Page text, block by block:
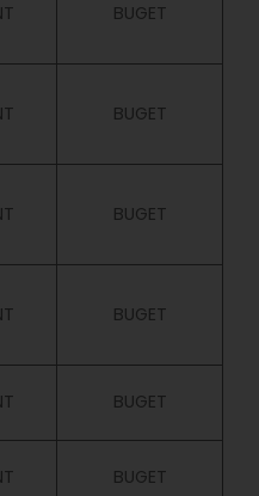
BUGET
BUGET
BUGET
BUGET
BUGET
BUGET